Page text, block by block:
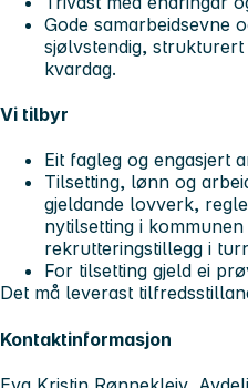
Gode samarbeidsevne
sjølvstendig,
kvardag.
Vi tilbyr
Eit fagleg og engasjert
Tilsetting, lønn og
gjeldande lovverk,
nytilsetting i
rekrutteringstillegg i
For tilsetting gjeld ei
Det må leverast
Kontaktinformasjon